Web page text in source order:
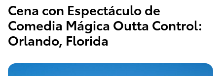
Cena con Espectáculo de
Comedia Mágica Outta Control:
Orlando, Florida